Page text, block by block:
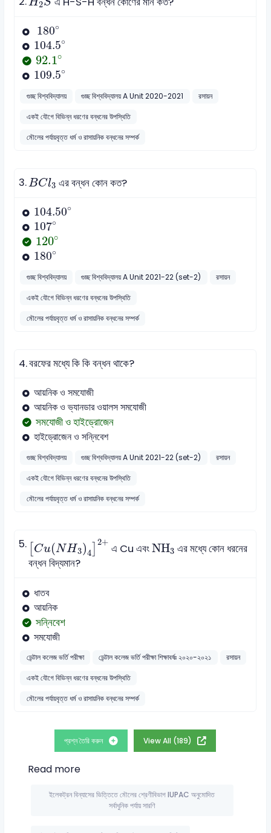
2
180∘
180∘
104.5∘
104.5∘
92.1∘
92.1∘
109.5∘
109.5∘
গুচ্ছ বিশ্ববিদ্যালয় গুচ্ছ বিশ্ববিদ্যালয় A Unit 2020-2021
রসায়ন
একই যৌগে বিভিন্ন ধরণের বন্ধনের উপস্থিতি
মৌলের পর্যায়বৃত্ত ধর্ম ও রাসায়নিক বন্ধনের সম্পর্ক
3.BCl3
BCl3 এর বন্ধন কোন কত?
104.50∘
104.50∘
107∘
107∘
120∘
120∘
180∘
180∘
গুচ্ছ বিশ্ববিদ্যালয় গুচ্ছ বিশ্ববিদ্যালয় A Unit 2021-22 (set-2)
রসায়ন
একই যৌগে বিভিন্ন ধরণের বন্ধনের উপস্থিতি
মৌলের পর্যায়বৃত্ত ধর্ম ও রাসায়নিক বন্ধনের সম্পর্ক
4.বরফের মধ্যে কি কি বন্ধন থাকে?
আয়নিক ও সমযোজী
আয়নিক ও ভ্যানডার ওয়ালস সমযোজী
সমযোজী ও হাইড্রোজেন
হাইড্রোজেন ও সন্নিবেশ
গুচ্ছ বিশ্ববিদ্যালয় গুচ্ছ বিশ্ববিদ্যালয় A Unit 2021-22 (set-2)
রসায়ন
একই যৌগে বিভিন্ন ধরণের বন্ধনের উপস্থিতি
মৌলের পর্যায়বৃত্ত ধর্ম ও রাসায়নিক বন্ধনের সম্পর্ক
5. Cu(NH3)4
2+
C NH 2 +
এ Cu এবংNH3
NH3 এর মধ্যে কোন ধরনের
বন্ধন বিদ্যমান?
ধাতব
আয়নিক
সন্নিবেশ
সমযোজী
ডেন্টাল কলেজ ভর্তি পরীক্ষা ডেন্টাল কলেজ ভর্তি পরীক্ষা শিক্ষাবর্ষঃ ২০২০-২০২১
রসায়ন
একই যৌগে বিভিন্ন ধরণের বন্ধনের উপস্থিতি
মৌলের পর্যায়বৃত্ত ধর্ম ও রাসায়নিক বন্ধনের সম্পর্ক
প্রশ্ন তৈরি করুন View All (189)
Read more
ইলেকট্রন বিন্যাসের ভিত্তিতে মৌলের শ্রেণীবিভাগ IUPAC অনুমোদিত
সর্বাধুনিক পর্যায় সারণি